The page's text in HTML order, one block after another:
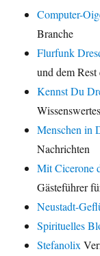
Computer-
Branche
Flurfunk
und dem
Kennst Du
Menschen in
Nachrichten
Mit Cicerone
Gästeführer
Neustadt-
Spirituelles
Stefanolix